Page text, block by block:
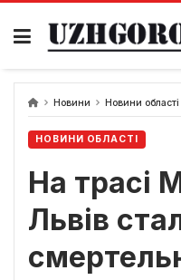
Skip
content
Новини Новини області
НОВИНИ ОБЛАСТІ
На трасі
Львів